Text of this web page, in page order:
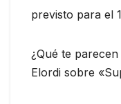
previsto para el
¿Qué te
Elordi sobre